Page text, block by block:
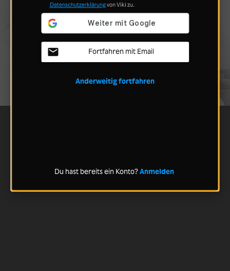
Datenschutzerklärungvon Viki zu.
Fortfahren mit Email
Anderweitig fortfahren
Du hast bereits ein Konto?Anmelden